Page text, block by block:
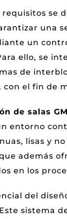
se
una
un
ello, se
de
con el fin de
de salas
entorno
lisas y
además
en los
del
sistema